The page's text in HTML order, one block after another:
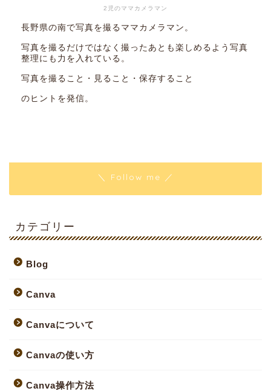
2児のママカメラマン
長野県の南で写真を撮るママカメラマン。
写真を撮るだけではなく撮ったあとも楽しめるよう写真
整理にも力を入れている。
写真を撮ること・見ること・保存すること
のヒントを発信。
＼ Follow me ／
カテゴリー
Blog
Canva
Canvaについて
Canvaの使い方
Canva操作方法